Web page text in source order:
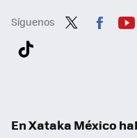
Síguenos
En Xataka México